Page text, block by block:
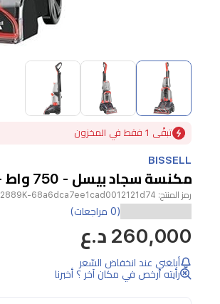
Item
3
تبقًى 1 فقط في المخزون
BISSELL
مكنسة سجاد بيسل - 750 واط - 2.4 لتر - 2889K - اسود
رمز المنتج: 2889K-68a6dca7ee1cad0012121d74
بيسل
TurboClean
PowerBrush
2889K
(0 مراجعات)
260,000 د.ع
أبلغني عند انخفاض السّعر
رأيته أرخص في مكان آخر ؟ أخبرنا